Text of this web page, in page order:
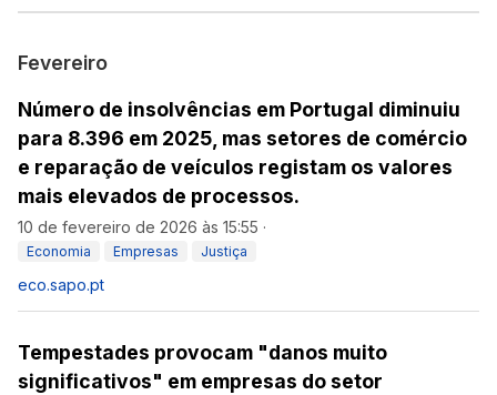
Fevereiro
Número de insolvências em Portugal diminuiu
para 8.396 em 2025, mas setores de comércio
e reparação de veículos registam os valores
mais elevados de processos.
10 de fevereiro de 2026 às 15:55 ·
Economia Empresas Justiça
eco.sapo.pt
Tempestades provocam "danos muito
significativos" em empresas do setor